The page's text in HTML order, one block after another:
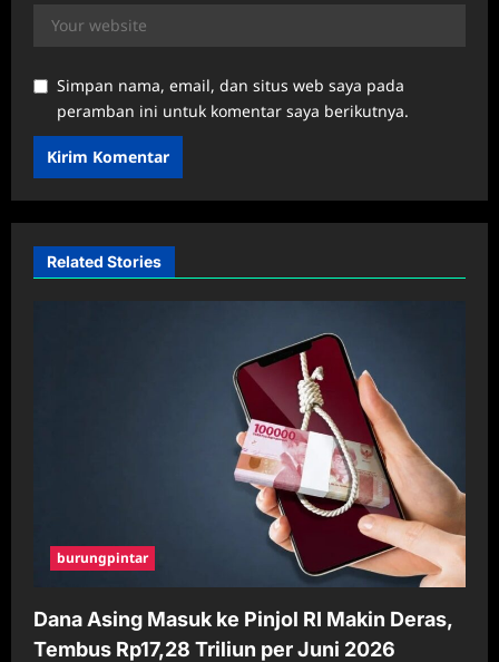
Simpan nama, email, dan situs web saya pada
peramban ini untuk komentar saya berikutnya.
Related Stories
burungpintar
Dana Asing Masuk ke Pinjol RI Makin Deras,
Tembus Rp17,28 Triliun per Juni 2026